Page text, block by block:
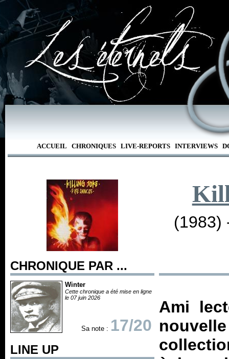
ACCUEIL CHRONIQUES LIVE-REPORTS INTERVIEWS
CHRONIQUE PAR ...
Winter
Cette chronique a été mise en ligne
le 07 juin 2026
Sa note : 17/20
LINE UP
Ami